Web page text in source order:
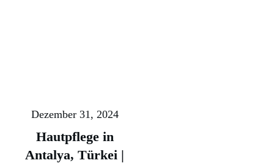
Dezember 31, 2024
Hautpflege in
Antalya, Türkei |